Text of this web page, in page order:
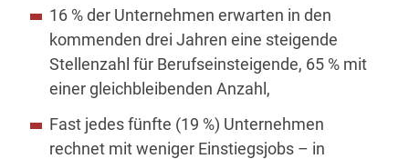
16 % der Unternehmen erwarten in den
kommenden drei Jahren eine steigende
Stellenzahl für Berufseinsteigende, 65 % mit
einer gleichbleibenden Anzahl,
Fast jedes fünfte (19 %) Unternehmen
rechnet mit weniger Einstiegsjobs – in